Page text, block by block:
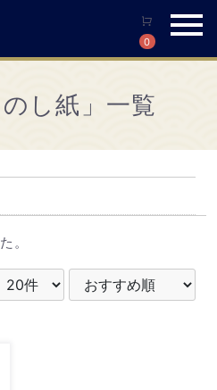
0
のし紙」一覧
。